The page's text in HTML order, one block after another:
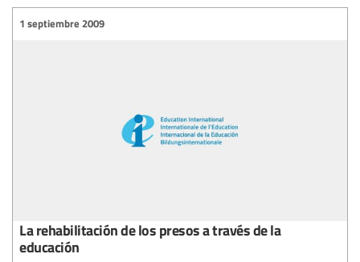
1 septiembre 2009
La rehabilitación de los presos a través de la
educación